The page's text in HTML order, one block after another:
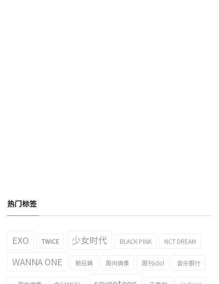
热门标签
EXO TWICE 少女时代 BLACK PINK NCT DREAM
WANNA ONE 赖冠霖 周间偶像 周刊idol 音乐银行